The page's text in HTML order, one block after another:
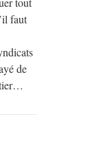
faut
de